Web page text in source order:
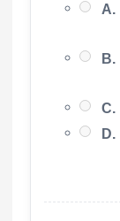
A.
B.
C.
D.